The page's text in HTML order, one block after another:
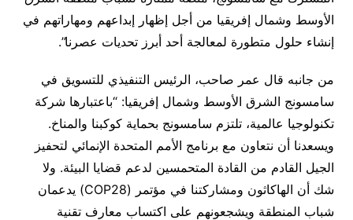
الأوسط وشمال إفريقيا من أجل إظهار إبداعهم ومهاراتهم في
إنشاء حلول متطورة لمعالجة أحد أبرز تحديات عصرنا”.
من جانبه قال عمر صاحب، الرئيس التنفيذي للتسويق في
سامسونج الشرق الأوسط وشمال إفريقيا: “باعتبارها شركة
تكنولوجيا عالمية، تلتزم سامسونج بحماية كوكبنا والمناخ.
ويسعدنا أن نتعاون مع برنامج الأمم المتحدة الإنمائي لتحفيز
الجيل القادم من القادة المتحمسين لدعم قضايا البيئة. ولا
شك أن الهاكاثون ومشاركتنا في مؤتمر (COP28) يدعمان
شباب المنطقة ويشجعونهم على اكتساب معارف تقنية